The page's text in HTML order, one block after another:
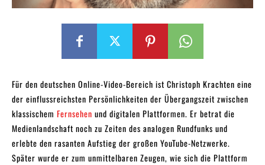
Für den deutschen Online-Video-Bereich ist Christoph Krachten eine
der einflussreichsten Persönlichkeiten der Übergangszeit zwischen
klassischem Fernsehen und digitalen Plattformen. Er betrat die
Medienlandschaft noch zu Zeiten des analogen Rundfunks und
erlebte den rasanten Aufstieg der großen YouTube-Netzwerke.
Später wurde er zum unmittelbaren Zeugen, wie sich die Plattform